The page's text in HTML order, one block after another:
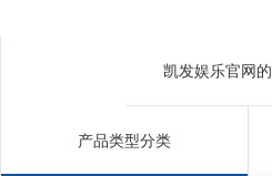
凯发娱乐官网
产品类型分类